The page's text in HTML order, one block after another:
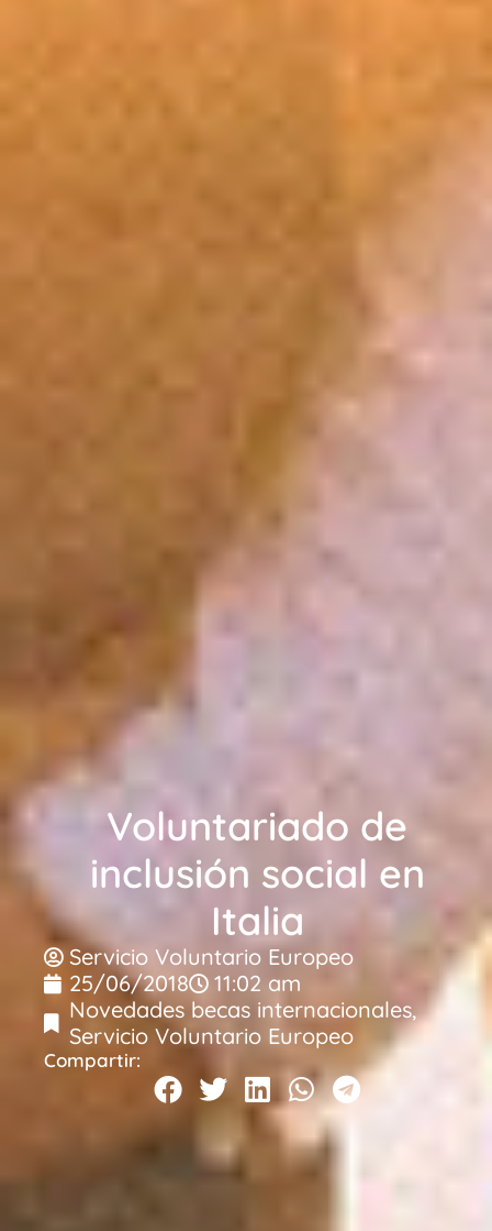
Voluntariado de
inclusión social en
Italia
Servicio Voluntario Europeo
25/06/2018
11:02 am
Novedades becas internacionales,
Servicio Voluntario Europeo
Compartir: